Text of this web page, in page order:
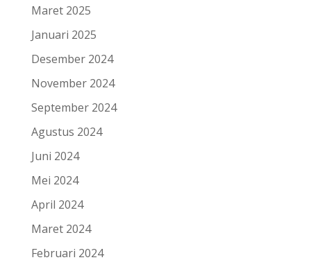
Maret 2025
Januari 2025
Desember 2024
November 2024
September 2024
Agustus 2024
Juni 2024
Mei 2024
April 2024
Maret 2024
Februari 2024